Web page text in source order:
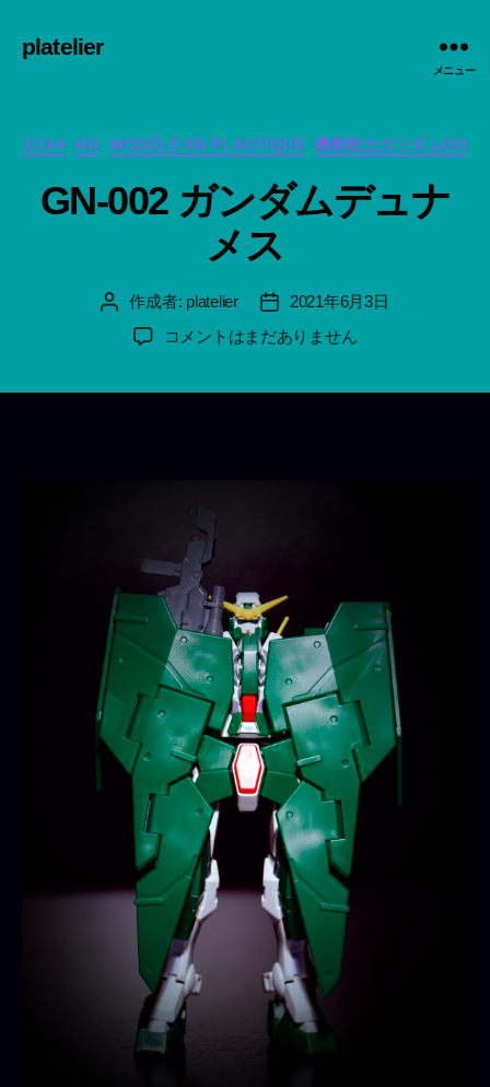
platelier
メニュー
カ
ゴ
リ
ー
1/144 HG MODÈLE EN PLASTIQUE 機動戦士ガンダムOO
GN-002 ガンダムデュナ
メス
投
作成者: platelier
投
稿
日
2021年6月3日
GN-
ス
へ
の
コメントはまだありません